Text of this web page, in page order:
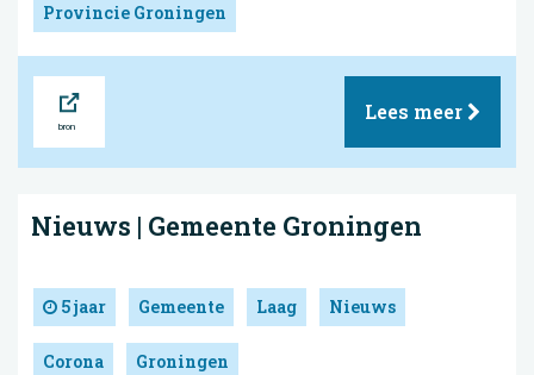
Provincie Groningen
Lees meer
Nieuws | Gemeente Groningen
5 jaar Gemeente Laag Nieuws
Corona Groningen